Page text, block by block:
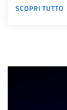
SCOPRI TUTTO